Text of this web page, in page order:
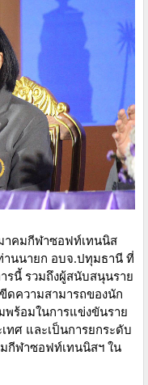
คมกีฬาซอฟท์เทนนิส
นนายก อบจ.ปทุมธานี ที่
รนี้ รวมถึงผู้สนับสนุนราย
ดความสามารถของนัก
ร้อมในการแข่งขันราย
ทศ และเป็นการยกระดับ
กีฬาซอฟท์เทนนิสฯ ใน